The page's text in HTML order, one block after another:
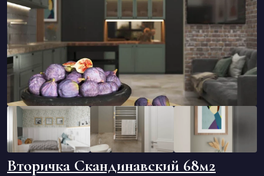
Вторичка Скандинавский 68м2